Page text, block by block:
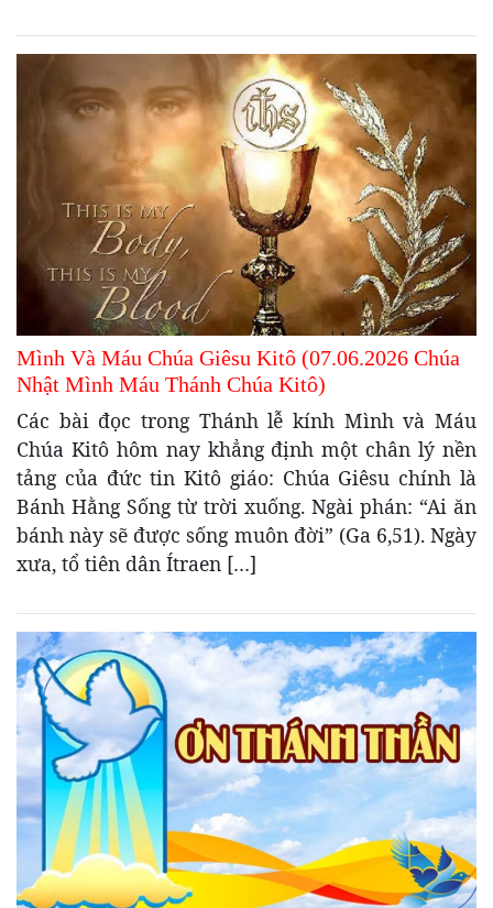
Mình Và Máu Chúa Giêsu Kitô (07.06.2026 Chúa
Nhật Mình Máu Thánh Chúa Kitô)
Các bài đọc trong Thánh lễ kính Mình và Máu
Chúa Kitô hôm nay khẳng định một chân lý nền
tảng của đức tin Kitô giáo: Chúa Giêsu chính là
Bánh Hằng Sống từ trời xuống. Ngài phán: “Ai ăn
bánh này sẽ được sống muôn đời” (Ga 6,51). Ngày
xưa, tổ tiên dân Ítraen […]